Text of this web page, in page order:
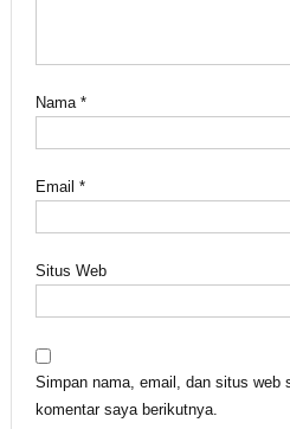
Nama *
Email *
Situs Web
Simpan nama, email, dan situs web
komentar saya berikutnya.